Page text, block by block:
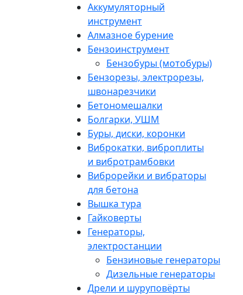
Аккумуляторный
инструмент
Алмазное бурение
Бензоинструмент
Бензобуры (мотобуры)
Бензорезы, электрорезы,
швонарезчики
Бетономешалки
Болгарки, УШМ
Буры, диски, коронки
Виброкатки, виброплиты
и вибротрамбовки
Виброрейки и вибраторы
для бетона
Вышка тура
Гайковерты
Генераторы,
электростанции
Бензиновые генераторы
Дизельные генераторы
Дрели и шуруповёрты